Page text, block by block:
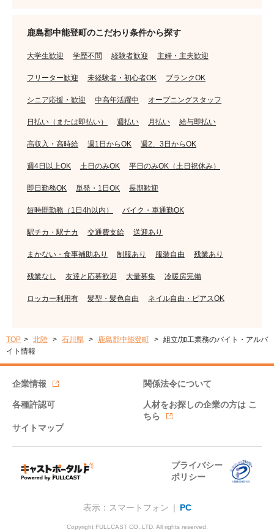
鹿島郡中能登町のこだわり条件から探す
大学生歓迎 学歴不問 経験者歓迎 主婦・主夫歓迎
フリーター歓迎 未経験者・初心者OK ブランクOK
シニア応援・歓迎 中高年活躍中 オープニングスタッフ
日払い（または即払い） 週払い 月払い 給与即払い
高収入・高時給 週1日からOK 週2、3日からOK
週4日以上OK 土日のみOK 平日のみOK（土日祝休み）
即日勤務OK 単発・1日OK 長期歓迎
短時間勤務（1日4h以内） バイク・車通勤OK
駅チカ・駅ナカ 交通費支給 送迎あり
まかない・食事補助あり 制服あり 服装自由 残業あり
残業なし 友達と応募歓迎 大量募集 冷暖房完備
ロッカー利用有 髪型・髪色自由 ネイル自由・ピアスOK
TOP 北陸 石川県 鹿島郡中能登町
組立/加工業務のバイト・アルバ
イト情報
企業情報 関係法令について
各種許認可 人材をお探しの企業の方は こ
ちら
サイトマップ
プライバシー
ポリシー
表示：スマートフォン | PC
Copyright FULLCAST CO.,LTD. All rights reserved.